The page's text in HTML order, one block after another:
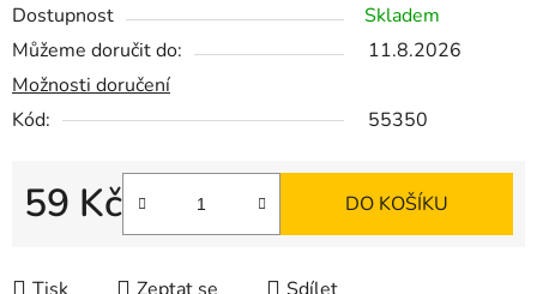
Dostupnost
Skladem
Můžeme doručit do:
11.8.2026
Možnosti doručení
Kód:
55350
59 Kč
Měrná cena:
DO KOŠÍKU